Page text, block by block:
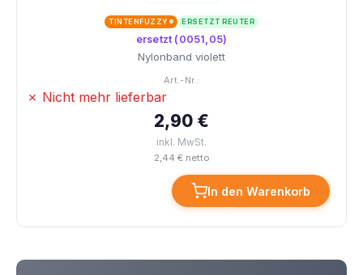
TINTENFUZZY® ERSETZT REUTER
ersetzt (0051,05)
Nylonband violett
Art.-Nr.:
✗ Nicht mehr lieferbar
2,90 €
inkl. MwSt.
2,44 € netto
In den Warenkorb